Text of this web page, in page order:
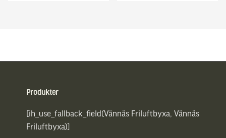
Produkter
[ih_use_fallback_field(Vännäs Friluftbyxa, Vännäs
Friluftbyxa)]